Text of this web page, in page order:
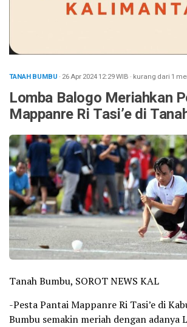
TANAH BUMBU · 26 Apr 202412:29WIB · kurang dari 1
Lomba Balogo Meriahkan
Mappanre Ri Tasi’e di
Tanah Bumbu, SOROT NEWS KAL
-Pesta Pantai Mappanre Ri Tasi’e di
Bumbu semakin meriah dengan adanya